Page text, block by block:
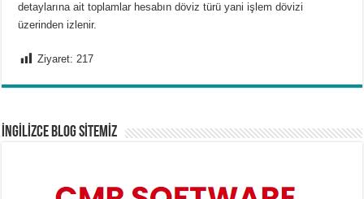
detaylarına ait toplamlar hesabın döviz türü yani işlem dövizi
üzerinden izlenir.
Ziyaret: 217
İNGİLİZCE BLOG SİTEMİZ